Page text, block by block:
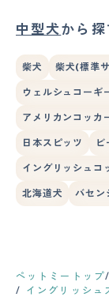
中型犬から探
柴犬 柴犬(標準
ウェルシュコーギ
アメリカンコッカ
日本スピッツ ビ
イングリッシュコ
北海道犬 バセン
ペットミートップ
イングリッシュ